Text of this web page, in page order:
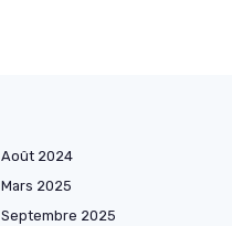
Août 2024
Mars 2025
Septembre 2025